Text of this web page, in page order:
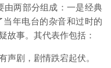
由两部分组成：一是经典
年电台的杂音和过时的
故事。其代表作包括：
声剧，剧情跌宕起伏。